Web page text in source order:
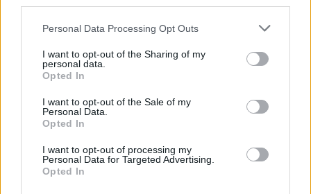
Personal Data Processing Opt Outs
I want to opt-out of the Sharing of my
personal data.
Opted In
I want to opt-out of the Sale of my
Personal Data.
Opted In
I want to opt-out of processing my
Personal Data for Targeted Advertising.
Opted In
1.
A fölengedett fürjeket megmossuk,
leszárogatjuk, majd kívül-belül
megsózzuk, megborsozzuk. A
vegyes zöldséget megtisztítjuk,
vékonyan fölszeleteljük, és egy
nagy lábasban az olajon a fürjekkel